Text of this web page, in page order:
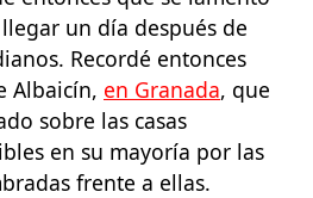
un día después de
Recordé entonces
Albaicín, en Granada, que
sobre las casas
en su mayoría por las
frente a ellas.